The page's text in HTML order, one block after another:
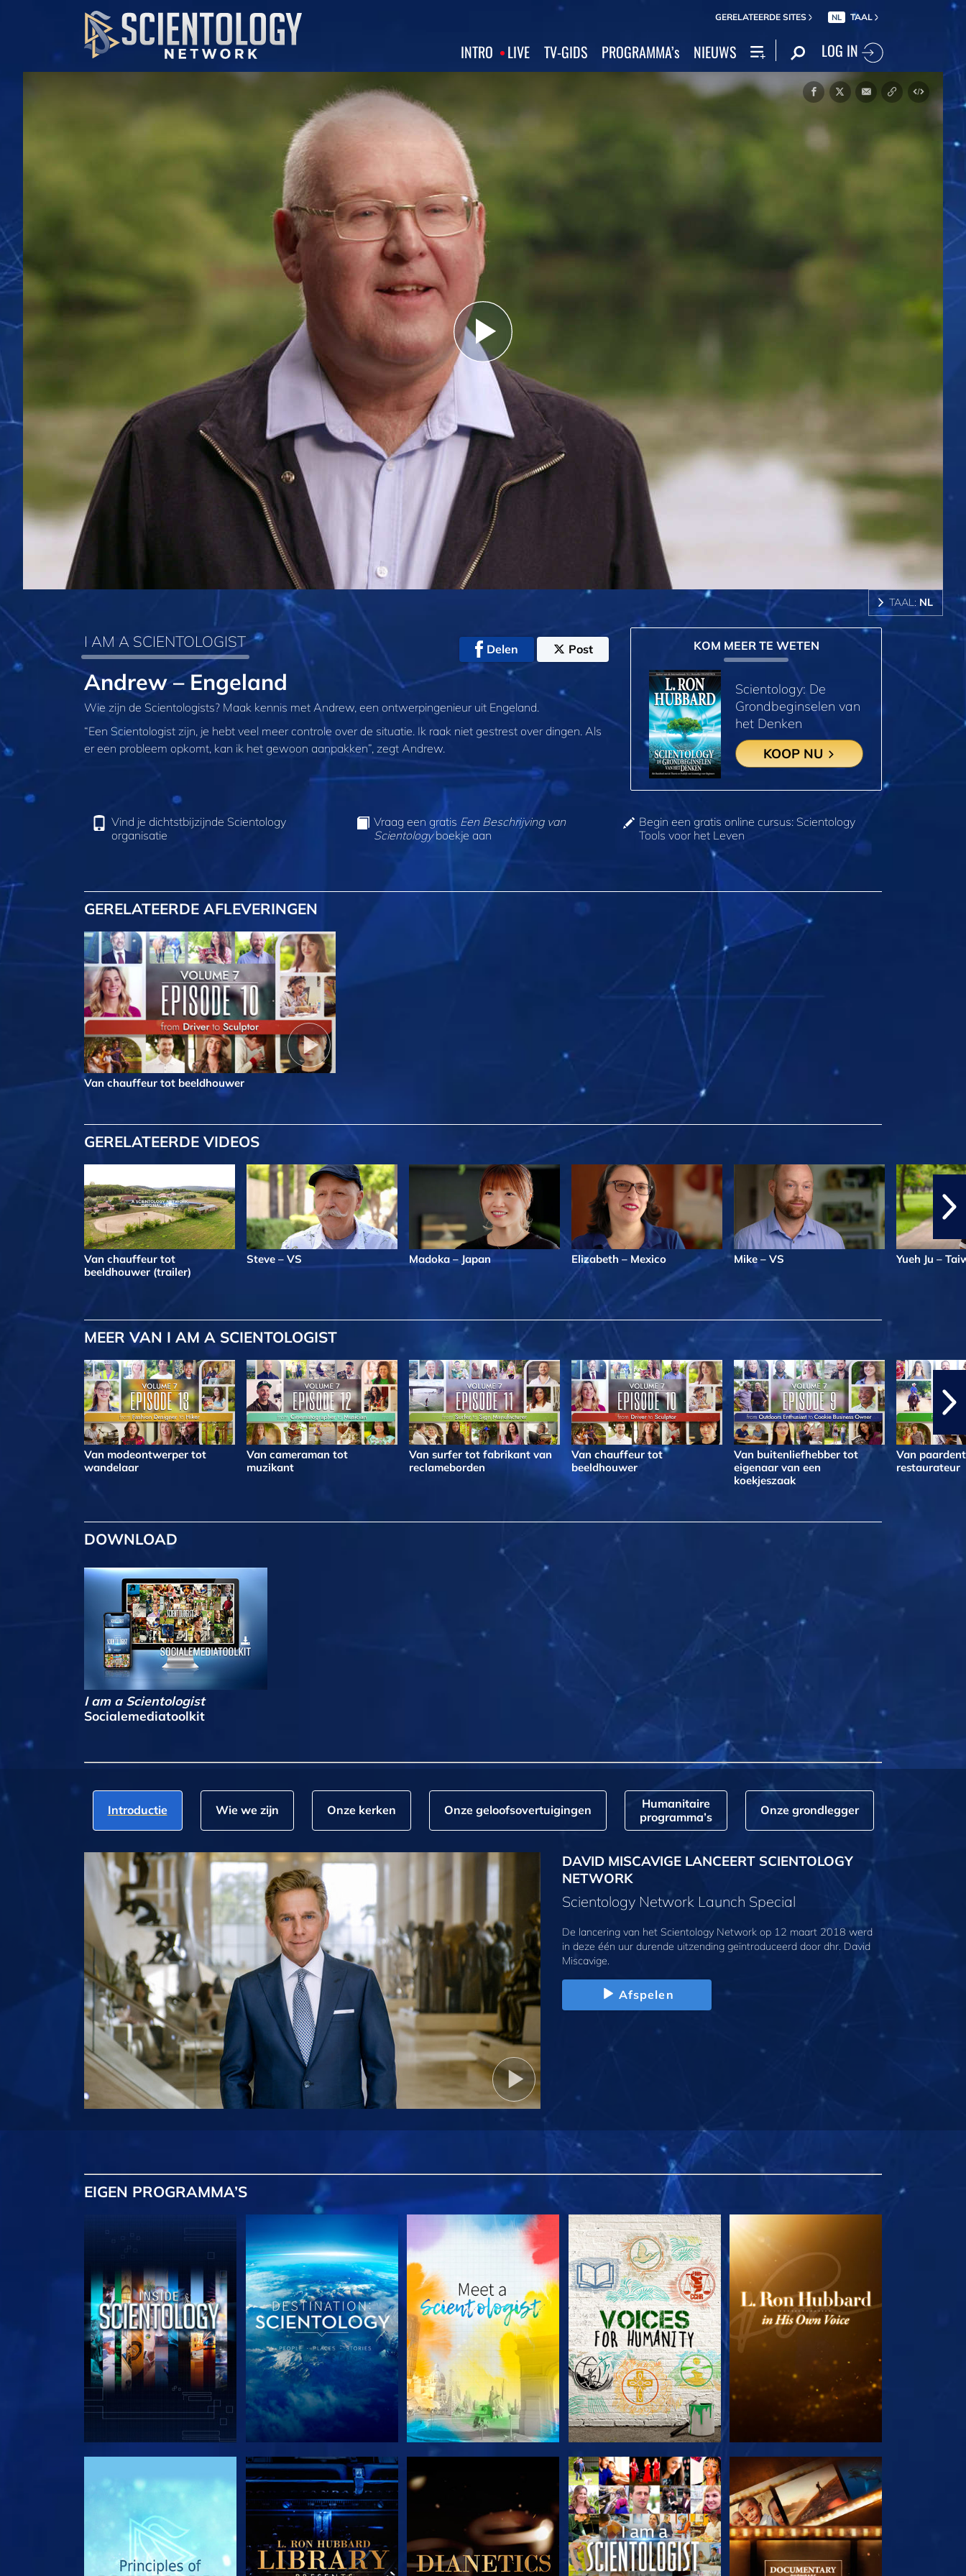
GERELATEERDE SITES NL TAAL
INTRO LIVE TV‑GIDS PROGRAMMA’s NIEUWS LOG IN
Play
Video
TAAL: NL
I AM A SCIENTOLOGIST Delen Post
Andrew – Engeland
Wie zijn de Scientologists? Maak kennis met Andrew, een ontwerpingenieur uit Engeland.
“Een Scientologist zijn, je hebt veel meer controle over de situatie. Ik raak niet gestrest over dingen. Als
er een probleem opkomt, kan ik het gewoon aanpakken”, zegt Andrew.
KOM MEER TE WETEN
Scientology: De
Grondbeginselen van
het Denken
KOOP NU
Vind je dichtstbijzijnde Scientology
organisatie
Vraag een gratis Een Beschrijving van
Scientologyboekje aan
Begin een gratis online cursus: Scientology
Tools voor het Leven
GERELATEERDE AFLEVERINGEN
Van chauffeur tot beeldhouwer
GERELATEERDE VIDEOS
Van chauffeur tot
beeldhouwer (trailer)
Steve – VS Madoka – Japan Elizabeth – Mexico Mike – VS Yueh Ju –
MEER VAN I AM A SCIENTOLOGIST
Van modeontwerper tot
wandelaar
Van cameraman tot
muzikant
Van surfer tot fabrikant van
reclameborden
Van chauffeur tot
beeldhouwer
Van buitenliefhebber tot
eigenaar van een
koekjeszaak
Van
restaurateur
DOWNLOAD
I am a Scientologist
Socialemediatoolkit
Introductie Wie we zijn Onze kerken Onze geloofs­overtuigingen
Humanitaire
programma’s
Onze grondlegger
DAVID MISCAVIGE LANCEERT SCIENTOLOGY
NETWORK
Scientology Network Launch Special
De lancering van het Scientology Network op 12 maart 2018 werd
in deze één uur durende uitzending geïntroduceerd door dhr. David
Miscavige.
Afspelen
EIGEN PROGRAMMA’S
VERKEN DE SERIE VERKEN DE SERIE VERKEN DE SERIE VERKEN DE SERIE VERKEN DE SERIE